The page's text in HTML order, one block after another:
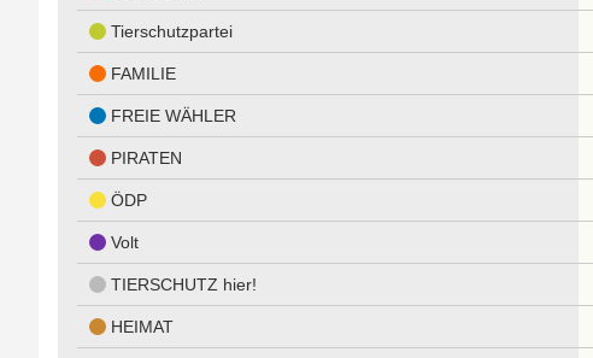
Tierschutzpartei
FAMILIE
FREIE WÄHLER
PIRATEN
ÖDP
Volt
TIERSCHUTZ hier!
HEIMAT